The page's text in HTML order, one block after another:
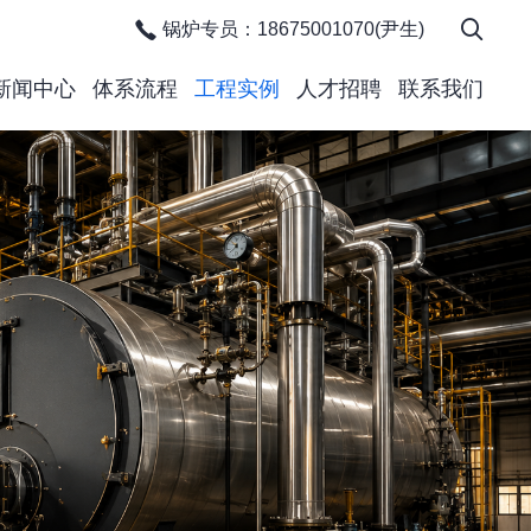
闻中心 体系流程 工程实例 人才招聘 联系我们
锅炉专员：18675001070(尹生)